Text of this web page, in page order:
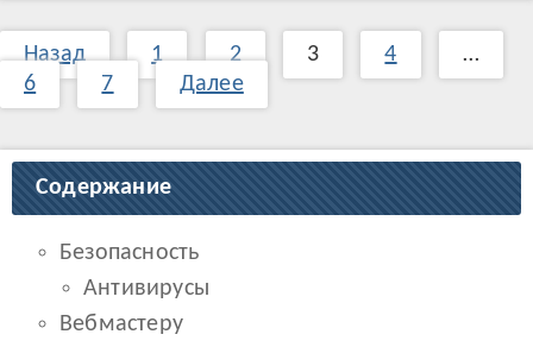
Назад 1 2 3 4
…
6
7 Далее
Содержание
Безопасность
Антивирусы
Вебмастеру